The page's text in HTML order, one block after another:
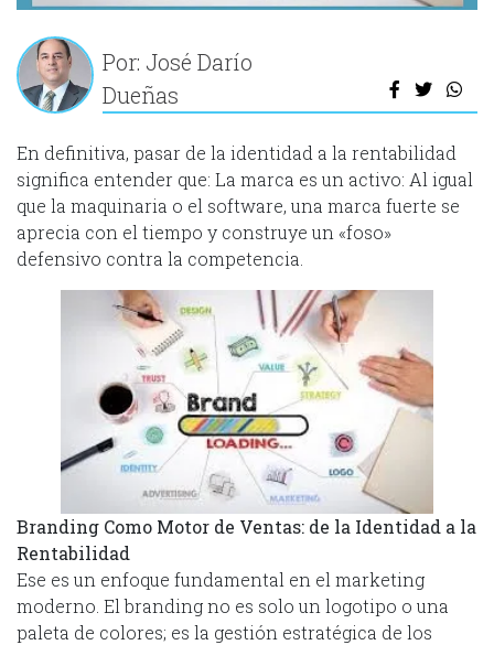
Por: José Darío
Dueñas
En definitiva, pasar de la identidad a la rentabilidad
significa entender que: La marca es un activo: Al igual
que la maquinaria o el software, una marca fuerte se
aprecia con el tiempo y construye un «foso»
defensivo contra la competencia.
Branding Como Motor de Ventas: de la Identidad a la
Rentabilidad
Ese es un enfoque fundamental en el marketing
moderno. El branding no es solo un logotipo o una
paleta de colores; es la gestión estratégica de los